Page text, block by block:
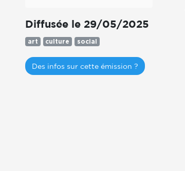
Diffusée le 29/05/2025
art culture social
Des infos sur cette émission ?